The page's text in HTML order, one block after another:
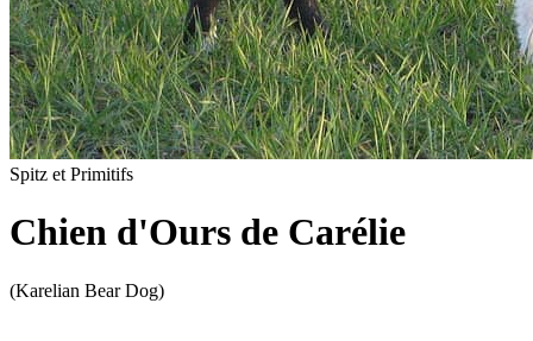
Spitz et Primitifs
Chien d'Ours de Carélie
(Karelian Bear Dog)